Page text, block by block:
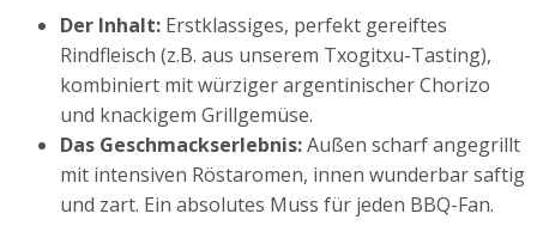
Der Inhalt: Erstklassiges, perfekt gereiftes
Rindfleisch (z.B. aus unserem Txogitxu-Tasting),
kombiniert mit würziger argentinischer Chorizo
und knackigem Grillgemüse.
Das Geschmackserlebnis:Außen scharf angegrillt
mit intensiven Röstaromen, innen wunderbar saftig
und zart. Ein absolutes Muss für jeden BBQ-Fan.